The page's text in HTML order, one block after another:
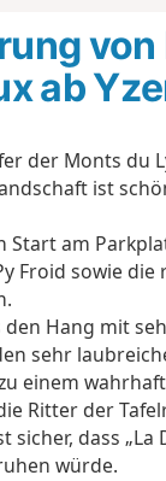
von
ab
der Monts du
ist
Start am
Froid sowie
Hang mit
sehr
einem
Ritter der
sicher, dass
würde.